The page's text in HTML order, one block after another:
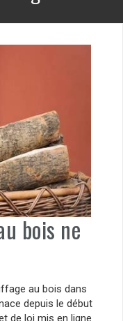
bois ne
au bois dans
depuis le début
de loi mis en ligne